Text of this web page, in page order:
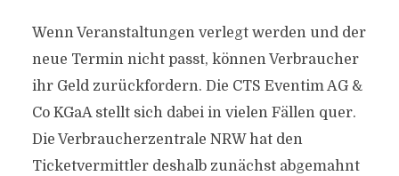
Wenn Veranstaltungen verlegt werden und der
neue Termin nicht passt, können Verbraucher
ihr Geld zurückfordern. Die CTS Eventim AG &
Co KGaA stellt sich dabei in vielen Fällen quer.
Die Verbraucherzentrale NRW hat den
Ticketvermittler deshalb zunächst abgemahnt